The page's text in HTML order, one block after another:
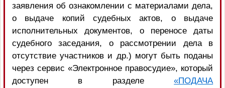
заявления об ознакомлении с материалами дела,
о выдаче копий судебных актов, о выдаче
исполнительных документов, о переносе даты
судебного заседания, о рассмотрении дела в
отсутствие участников и др.) могут быть поданы
через сервис «Электронное правосудие», который
доступен в разделе«ПОДАЧА